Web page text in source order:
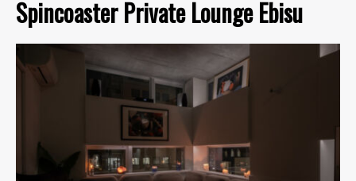
Spincoaster Private Lounge Ebisu